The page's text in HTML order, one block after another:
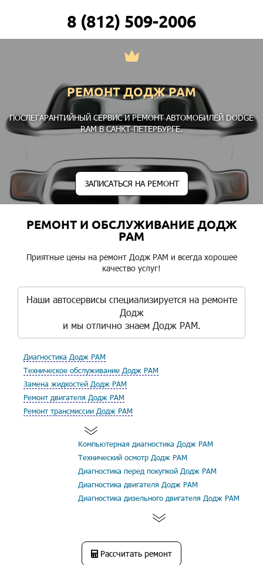
8 (812) 509-2006
РЕМОНТ ДОДЖ РАМ
ПОСЛЕГАРАНТИЙНЫЙ СЕРВИС И РЕМОНТ АВТОМОБИЛЕЙ DODGE
RAM В САНКТ-ПЕТЕРБУРГЕ.
ЗАПИСАТЬСЯ НА РЕМОНТ
РЕМОНТ И ОБСЛУЖИВАНИЕ ДОДЖ
РАМ
Приятные цены на ремонт Додж РАМ и всегда хорошее
качество услуг!
Наши автосервисы специализируется на ремонте
Додж
и мы отлично знаем Додж РАМ.
Диагностика Додж РАМ
Техническое обслуживание Додж РАМ
Замена жидкостей Додж РАМ
Ремонт двигателя Додж РАМ
Ремонт трансмиссии Додж РАМ
Компьютерная диагностика Додж РАМ
Технический осмотр Додж РАМ
Диагностика перед покупкой Додж РАМ
Диагностика двигателя Додж РАМ
Диагностика дизельного двигателя Додж РАМ
Рассчитать ремонт